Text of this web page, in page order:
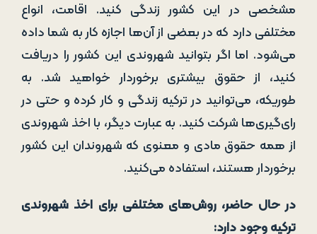
مشخصی در این کشور زندگی کنید. اقامت، انواع
مختلفی دارد که در بعضی از آن‌ها اجازه کار به شما داده
می‌شود. اما اگر بتوانید شهروندی این کشور را دریافت
کنید، از حقوق بیشتری برخوردار خواهید شد. به
طوریکه، می‌توانید در ترکیه زندگی و کار کرده و حتی در
رای‌گیری‌ها شرکت کنید. به عبارت دیگر، با اخذ شهروندی
از همه حقوق مادی و معنوی که شهروندان این کشور
برخوردار هستند، استفاده می‌کنید.
در حال حاضر، روش‌های مختلفی برای اخذ شهروندی
ترکیه وجود دارد: